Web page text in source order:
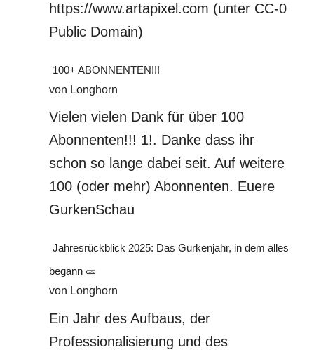
https://www.artapixel.com (unter CC-0
Public Domain)
100+ ABONNENTEN!!!
von Longhorn
Vielen vielen Dank für über 100
Abonnenten!!! 1!. Danke dass ihr
schon so lange dabei seit. Auf weitere
100 (oder mehr) Abonnenten. Euere
GurkenSchau
Jahresrückblick 2025: Das Gurkenjahr, in dem alles
begann 🥒
von Longhorn
Ein Jahr des Aufbaus, der
Professionalisierung und des